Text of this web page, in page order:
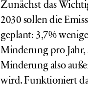
Zunächst das
2030 sollen die
geplant: 3,7%
Minderung pro
Minderung also
wird. Funktioniert